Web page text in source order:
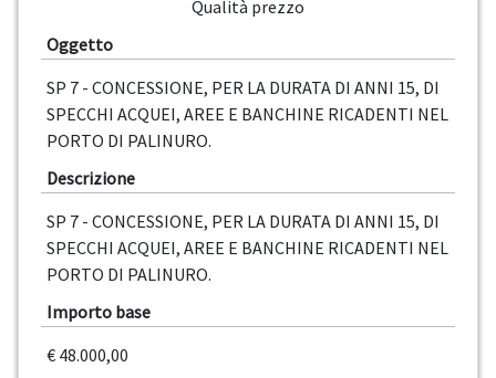
Qualità prezzo
Oggetto
SP 7 - CONCESSIONE, PER LA DURATA DI ANNI 15, DI
SPECCHI ACQUEI, AREE E BANCHINE RICADENTI NEL
PORTO DI PALINURO.
Descrizione
SP 7 - CONCESSIONE, PER LA DURATA DI ANNI 15, DI
SPECCHI ACQUEI, AREE E BANCHINE RICADENTI NEL
PORTO DI PALINURO.
Importo base
€ 48.000,00